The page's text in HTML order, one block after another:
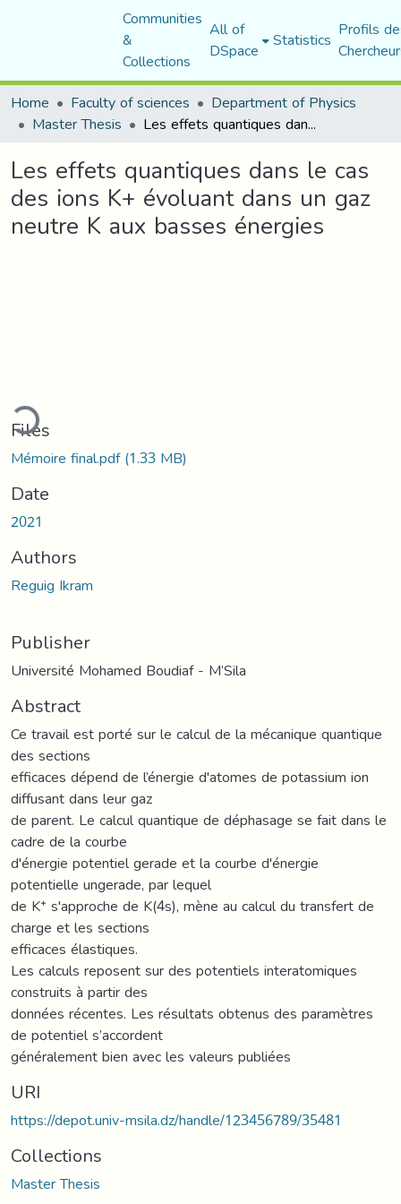
Communities
&
Collections
All of
DSpace Statistics Profils
Home
Faculty of sciences Department of Physics
Master Thesis Les effets quantiques dans le cas des ions K+ évoluant dans un gaz neutre K aux basses énergies
Les effets quantiques dans le cas
des ions K+ évoluant dans un gaz
neutre K aux basses énergies
Files
Mémoire final.pdf(1.33 MB)
Date
2021
Authors
Reguig Ikram
Publisher
Université Mohamed Boudiaf - M’Sila
Abstract
Ce travail est porté sur le calcul de la mécanique quantique
des sections
efficaces dépend de l’énergie d'atomes de potassium ion
diffusant dans leur gaz
de parent. Le calcul quantique de déphasage se fait dans le
cadre de la courbe
d'énergie potentiel gerade et la courbe d'énergie
potentielle ungerade, par lequel
de K⁺ s'approche de K(4s), mène au calcul du transfert de
charge et les sections
efficaces élastiques.
Les calculs reposent sur des potentiels interatomiques
construits à partir des
données récentes. Les résultats obtenus des paramètres
de potentiel s’accordent
généralement bien avec les valeurs publiées
URI
https://depot.univ-msila.dz/handle/123456789/35481
Collections
Master Thesis